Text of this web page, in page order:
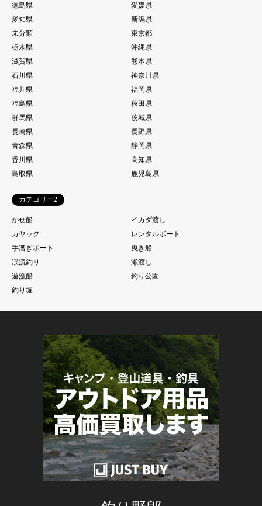
徳島県
愛媛県
愛知県
新潟県
未分類
東京都
栃木県
沖縄県
滋賀県
熊本県
石川県
神奈川県
福井県
福岡県
福島県
秋田県
群馬県
茨城県
長崎県
長野県
青森県
静岡県
香川県
高知県
鳥取県
鹿児島県
カテゴリー2
かせ船
イカダ渡し
カヤック
レンタルボート
手漕ぎボート
曳き船
渓流釣り
瀬渡し
遊漁船
釣り公園
釣り堀